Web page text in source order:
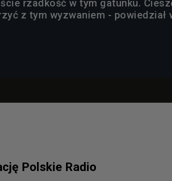
rzadkość w tym gatunku.
z tym wyzwaniem - powiedział
Polskie Radio